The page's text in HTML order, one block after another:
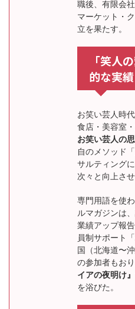
職後、有限会
マーケット・
立を果たす。
「笑人
的な実績
お笑い芸人時
食店・美容室
お笑い芸人の
自のメソッド
サルティング
次々と向上させ
専門用語を使
ルマガジンは
業績アップ報
員制サポート
国（北海道〜
の参加者もお
イアの夜明け』
を浴びた。